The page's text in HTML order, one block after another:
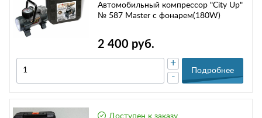
Автомобильный компрессор "City Up"
№ 587 Master с фонарем(180W)
2 400 руб.
-
+
Подробнее
Доступен к заказу